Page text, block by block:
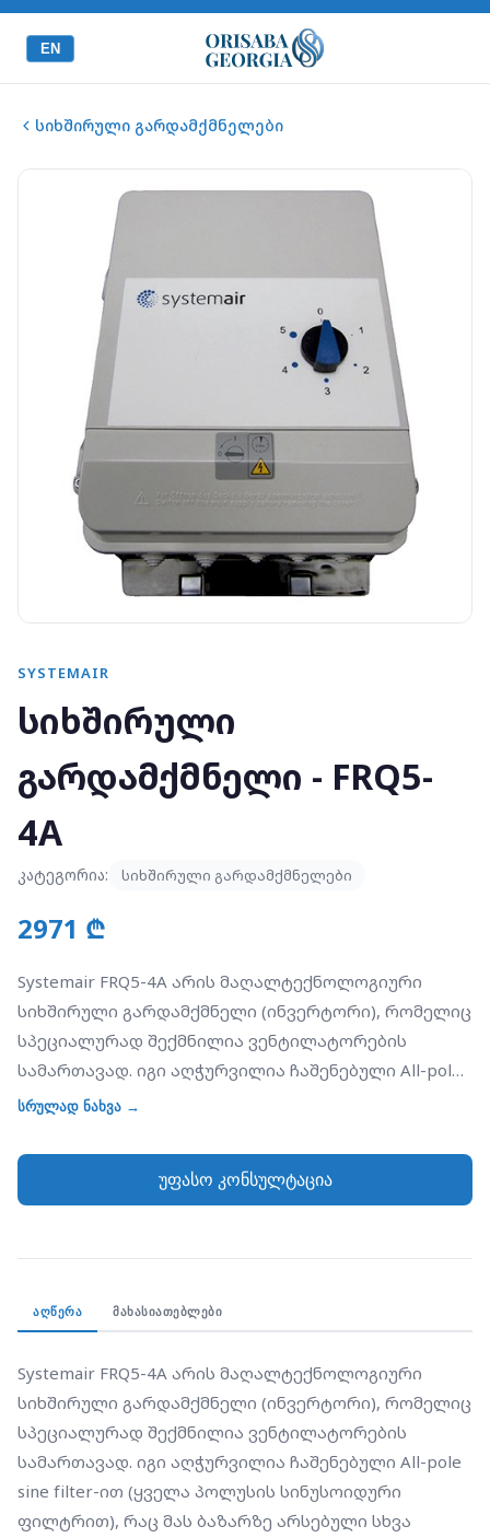
EN
სიხშირული გარდამქმნელები
SYSTEMAIR
სიხშირული
გარდამქმნელი - FRQ5-
4A
კატეგორია: სიხშირული გარდამქმნელები
2971 ₾
Systemair FRQ5-4A არის მაღალტექნოლოგიური
სიხშირული გარდამქმნელი (ინვერტორი), რომელიც
სპეციალურად შექმნილია ვენტილატორების
სამართავად. იგი აღჭურვილია ჩაშენებული All-pole
sine filter-ით (ყველა პოლუსის სინუსოიდური
ინვერტორებისგან გამოარჩევს. ეს ფილტრი
უზრუნველყოფს ძრავის მუშაობას ხმაურის გარეშე
რაც მნიშვნელოვნად ამცირებს საინსტალაციო
ხარჯებს. FRQ5-4A იდეალურია ძველი ტიპის
სამფაზიანი ძრავების მოდერნიზაციისთვის,
რადგან ფილტრი იცავს ძრავის იზოლაციას
დაზიანებისგან. მოწყობილობას აქვს 0-10V
სიგნალით მართვის შესაძლებლობა და
ინტეგრირებული დაცვა ძრავის გადახურებისგან.
სრულად ნახვა →
უფასო კონსულტაცია
ᲐᲦᲬᲔᲠᲐ ᲛᲐᲮᲐᲡᲘᲐᲗᲔᲑᲚᲔᲑᲘ
Systemair FRQ5-4A არის მაღალტექნოლოგიური
სიხშირული გარდამქმნელი (ინვერტორი), რომელიც
სპეციალურად შექმნილია ვენტილატორების
სამართავად. იგი აღჭურვილია ჩაშენებული All-pole
sine filter-ით (ყველა პოლუსის სინუსოიდური
ფილტრით), რაც მას ბაზარზე არსებული სხვა